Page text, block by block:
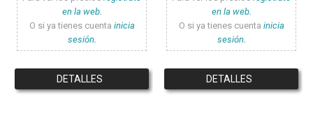
en la web.
O si ya tienes cuenta inicia
sesión.
DETALLES
en la web.
O si ya tienes cuenta inicia
sesión.
DETALLES